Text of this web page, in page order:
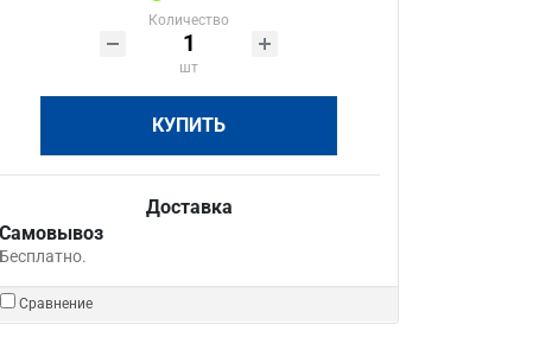
Количество
шт
КУПИТЬ
Доставка
Самовывоз
Бесплатно.
Сравнение